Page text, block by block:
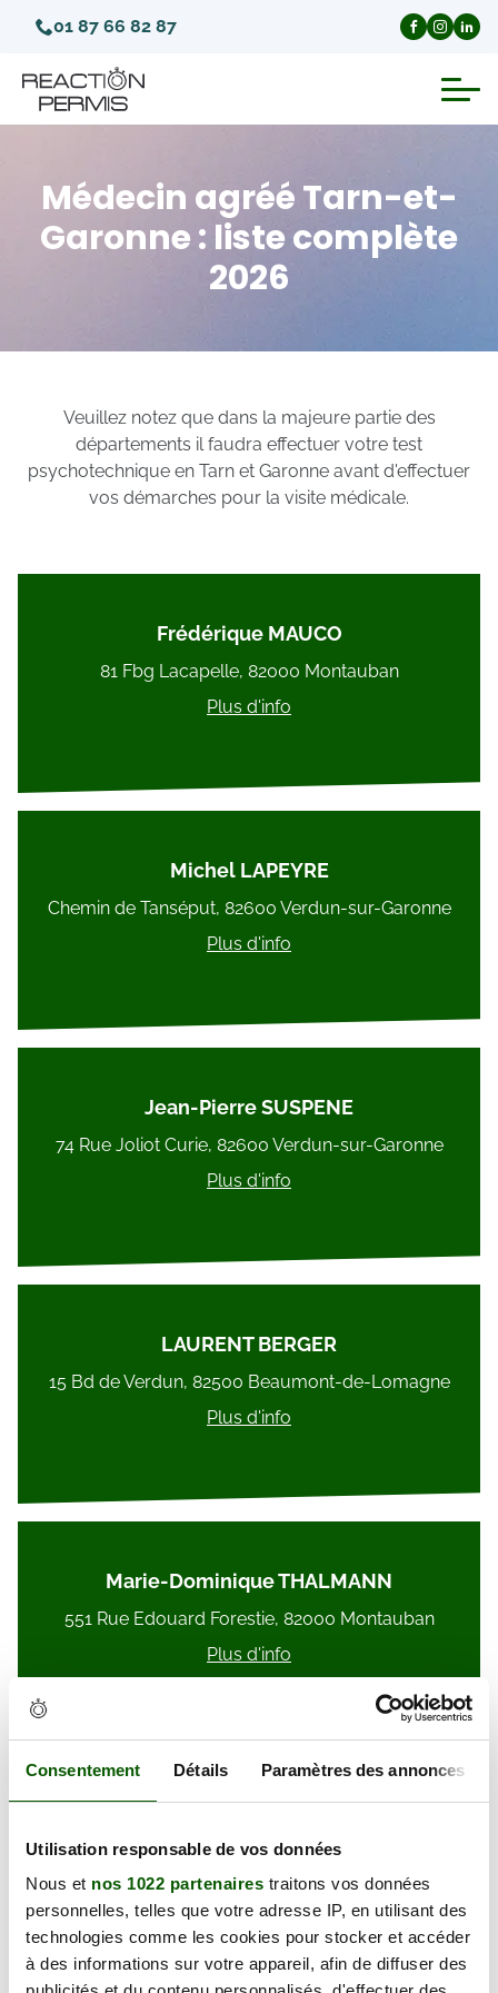
Consentement Détails Paramètres des annonces
Utilisation responsable de vos données
Nous et nos 1022 partenaires traitons vos données
personnelles, telles que votre adresse IP, en utilisant des
technologies comme les cookies pour stocker et accéder
à des informations sur votre appareil, afin de diffuser des
01 87 66 82 87
Invalidation du permis de conduire
Annulation du permis de conduire
Visite médicale test psychotechnique
Médecin agréé Tarn-et-
Garonne : liste complète
2026
Veuillez notez que dans la majeure partie des
départements il faudra effectuer votre test
psychotechnique en Tarn et Garonne avant d'effectuer
vos démarches pour la visite médicale.
Frédérique MAUCO
81 Fbg Lacapelle, 82000 Montauban
Plus d'info
Michel LAPEYRE
Chemin de Tanséput, 82600 Verdun-sur-Garonne
Plus d'info
Jean-Pierre SUSPENE
74 Rue Joliot Curie, 82600 Verdun-sur-Garonne
Plus d'info
LAURENT BERGER
15 Bd de Verdun, 82500 Beaumont-de-Lomagne
Plus d'info
Marie-Dominique THALMANN
551 Rue Edouard Forestie, 82000 Montauban
Plus d'info
4 Rue de la Seyne, 82410 Saint-Etienne-de-
Tulmont
Plus d'info